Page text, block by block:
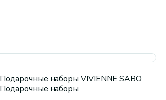
Подарочные наборы VIVIENNE SABO
Подарочные наборы